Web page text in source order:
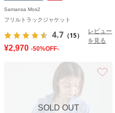
Samansa Mos2
フリルトラックジャケット
4.7 （15）
レビュー
を見る
¥2,970 -50%OFF-
SOLD OUT